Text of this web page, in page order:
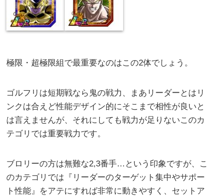
極限・超極限組で最重要なのはこの2体でしょう。
ゴルフリは短期戦なら鬼の戦力、まあリーダーとはリ
ンクは合えど性能デザイン的にそこまで相性が良いと
は言えませんが、それにしても戦力が足りないこのカ
テゴリでは重要戦力です。
ブロリーの方は無難な2,3番手…という印象ですが、こ
のカテゴリでは『リーダーのターゲット集中やサポー
ト性能』をアテにすれば非常に動きやすく、セットア